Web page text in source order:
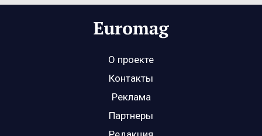
О проекте
Контакты
Реклама
Партнеры